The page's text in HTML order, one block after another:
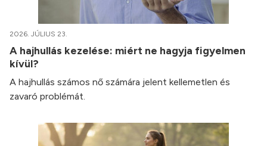
2026. JÚLIUS 23.
A hajhullás kezelése: miért ne hagyja figyelmen
kívül?
A hajhullás számos nő számára jelent kellemetlen és
zavaró problémát.